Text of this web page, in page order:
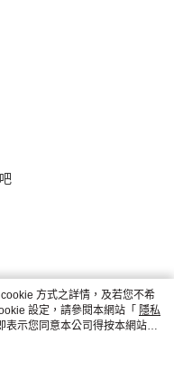
方式之詳情，及若您不希
設定，請參閱本網站「 隱私
表示您同意本公司得按本網站使